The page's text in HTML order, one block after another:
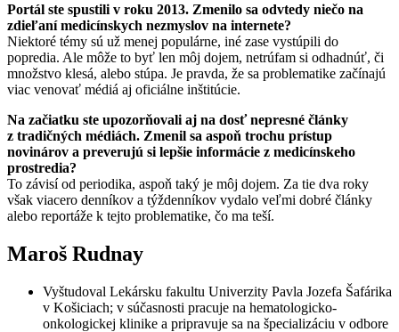
Portál ste spustili v roku 2013. Zmenilo sa odvtedy niečo na
zdieľaní medicínskych nezmyslov na internete?
Niektoré témy sú už menej populárne, iné zase vystúpili do
popredia. Ale môže to byť len môj dojem, netrúfam si odhadnúť, či
množstvo klesá, alebo stúpa. Je pravda, že sa problematike začínajú
viac venovať médiá aj oficiálne inštitúcie.
Na začiatku ste upozorňovali aj na dosť nepresné články
z tradičných médiách. Zmenil sa aspoň trochu prístup
novinárov a preverujú si lepšie informácie z medicínskeho
prostredia?
To závisí od periodika, aspoň taký je môj dojem. Za tie dva roky
však viacero denníkov a týždenníkov vydalo veľmi dobré články
alebo reportáže k tejto problematike, čo ma teší.
Maroš Rudnay
Vyštudoval Lekársku fakultu Univerzity Pavla Jozefa Šafárika
v Košiciach; v súčasnosti pracuje na hematologicko-
onkologickej klinike a pripravuje sa na špecializáciu v odbore